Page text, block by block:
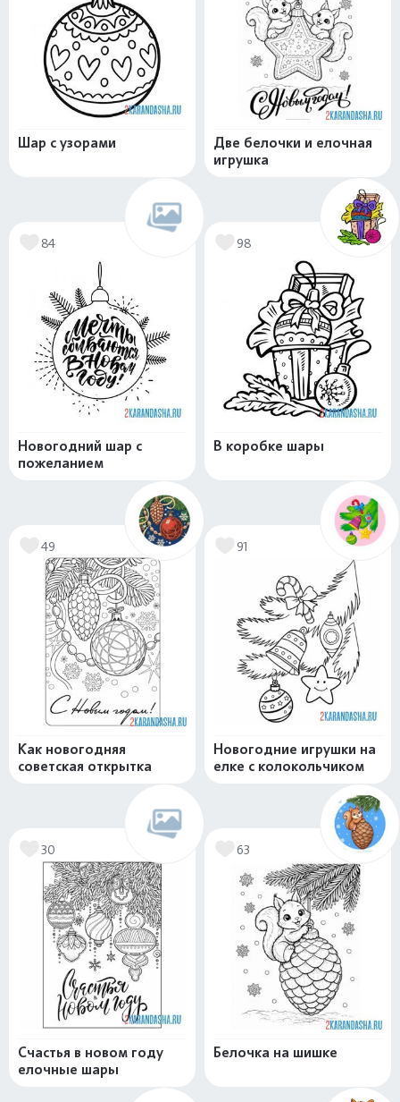
Шар с узорами
Две белочки и елочная
игрушка
84
Новогодний шар с
пожеланием
98
В коробке шары
49
Как новогодняя
советская открытка
91
Новогодние игрушки на
елке с колокольчиком
30
Счастья в новом году
елочные шары
63
Белочка на шишке